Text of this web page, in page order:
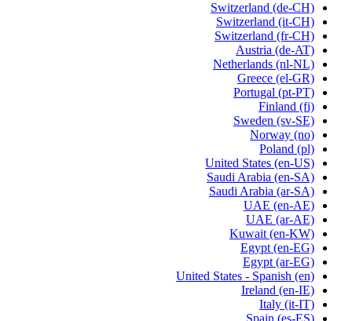
Switzerland (de-CH)
Switzerland (it-CH)
Switzerland (fr-CH)
Austria (de-AT)
Netherlands (nl-NL)
Greece (el-GR)
Portugal (pt-PT)
Finland (fi)
Sweden (sv-SE)
Norway (no)
Poland (pl)
United States (en-US)
Saudi Arabia (en-SA)
Saudi Arabia (ar-SA)
UAE (en-AE)
UAE (ar-AE)
Kuwait (en-KW)
Egypt (en-EG)
Egypt (ar-EG)
United States - Spanish (en)
Ireland (en-IE)
Italy (it-IT)